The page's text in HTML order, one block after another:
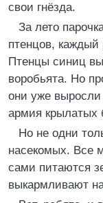
свои гнёзда.
За лето
птенцов, каждый
Птенцы синиц
воробьята. Но
они уже
армия крылатых
Но не одни
насекомых. Все
сами питаются
выкармливают